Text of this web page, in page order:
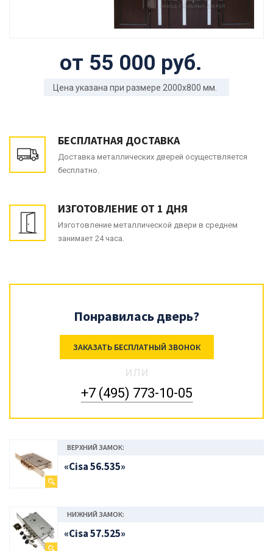
от 55 000 руб.
Цена указана при размере 2000x800 мм.
БЕСПЛАТНАЯ ДОСТАВКА
Доставка металлических дверей осуществляется
бесплатно.
ИЗГОТОВЛЕНИЕ ОТ 1 ДНЯ
Изготовление металлической двери в среднем
занимает 24 часа.
Понравилась дверь?
ЗАКАЗАТЬ БЕСПЛАТНЫЙ ЗВОНОК
или
+7 (495) 773-10-05
ВЕРХНИЙ ЗАМОК:
«Cisa 56.535»
НИЖНИЙ ЗАМОК:
«Cisa 57.525»